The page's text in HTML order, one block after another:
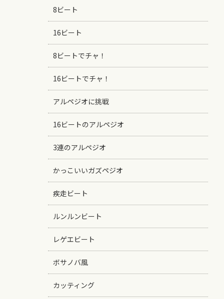
8ビート
16ビート
8ビートでチャ！
16ビートでチャ！
アルペジオに挑戦
16ビートのアルペジオ
3連のアルペジオ
かっこいいガズペジオ
疾走ビート
ルンルンビート
レゲエビート
ボサノバ風
カッティング